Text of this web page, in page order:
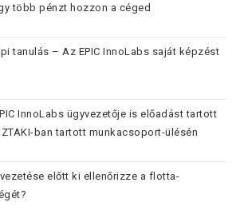
több pénzt hozzon a céged
tanulás – Az EPIC InnoLabs saját képzést
InnoLabs ügyvezetője is előadást tartott
ban tartott munkacsoport-ülésén
előtt ki ellenőrizze a flotta-